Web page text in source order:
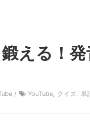
える！
/ YouTube クイズ 単